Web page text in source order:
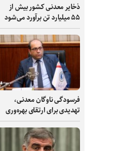
ذخایر معدنی کشور بیش از
۵۵ میلیارد تن برآورد می‌شود
فرسودگی ناوگان معدنی،
تهدیدی برای ارتقای بهره‌وری